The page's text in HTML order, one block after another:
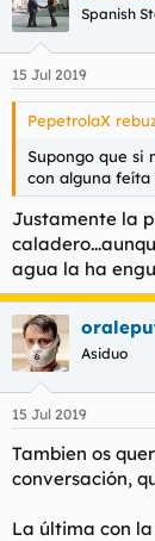
Spanish
15 Jul 2019
PepetrolaX
Supongo que si
con alguna feíta
Justamente la
agua la ha
Asiduo
15 Jul 2019
Tambien os
conversación,
La última con